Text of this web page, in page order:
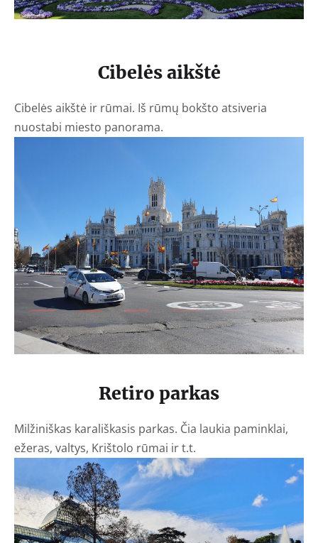
Cibelės aikštė
Cibelės aikštė ir rūmai. Iš rūmų bokšto atsiveria
nuostabi miesto panorama.
Retiro parkas
Milžiniškas karališkasis parkas. Čia laukia paminklai,
ežeras, valtys, Krištolo rūmai ir t.t.